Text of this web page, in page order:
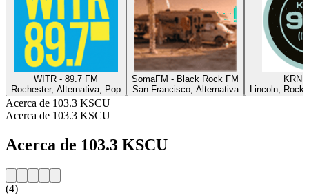
WITR - 89.7 FM
Rochester, Alternativa, Pop
SomaFM - Black Rock FM
San Francisco, Alternativa
Lincoln,
Acerca de 103.3 KSCU
Acerca de 103.3 KSCU
Acerca de 103.3 KSCU
(4)